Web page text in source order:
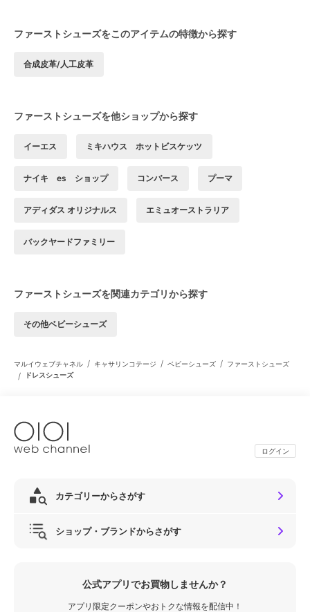
ファーストシューズをこのアイテムの特徴から探す
合成皮革/人工皮革
ファーストシューズを他ショップから探す
イーエス ミキハウス ホットビスケッツ
ナイキ es ショップ コンバース プーマ
アディダス オリジナルス エミュオーストラリア
バックヤードファミリー
ファーストシューズを関連カテゴリから探す
その他ベビーシューズ
マルイウェブチャネル / キャサリンコテージ / ベビーシューズ / ファーストシューズ
/ ドレスシューズ
ログイン
カテゴリーからさがす
ショップ・ブランドからさがす
公式アプリでお買物しませんか？
アプリ限定クーポンやおトクな情報を配信中！